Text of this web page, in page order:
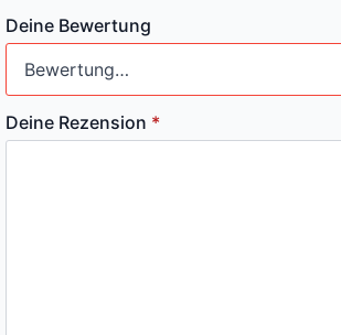
Deine Bewertung
Deine Rezension *